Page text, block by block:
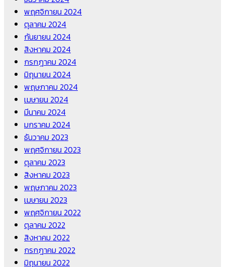
พฤศจิกายน 2024
ตุลาคม 2024
กันยายน 2024
สิงหาคม 2024
กรกฎาคม 2024
มิถุนายน 2024
พฤษภาคม 2024
เมษายน 2024
มีนาคม 2024
มกราคม 2024
ธันวาคม 2023
พฤศจิกายน 2023
ตุลาคม 2023
สิงหาคม 2023
พฤษภาคม 2023
เมษายน 2023
พฤศจิกายน 2022
ตุลาคม 2022
สิงหาคม 2022
กรกฎาคม 2022
มิถุนายน 2022